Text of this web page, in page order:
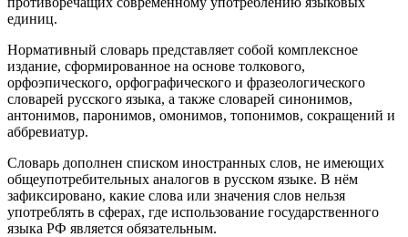
единиц.
Нормативный словарь представляет собой комплексное
издание, сформированное на основе толкового,
орфоэпического, орфографического и фразеологического
словарей русского языка, а также словарей синонимов,
антонимов, паронимов, омонимов, топонимов, сокращений и
аббревиатур.
Словарь дополнен списком иностранных слов, не имеющих
общеупотребительных аналогов в русском языке. В нём
зафиксировано, какие слова или значения слов нельзя
употреблять в сферах, где использование государственного
языка РФ является обязательным.